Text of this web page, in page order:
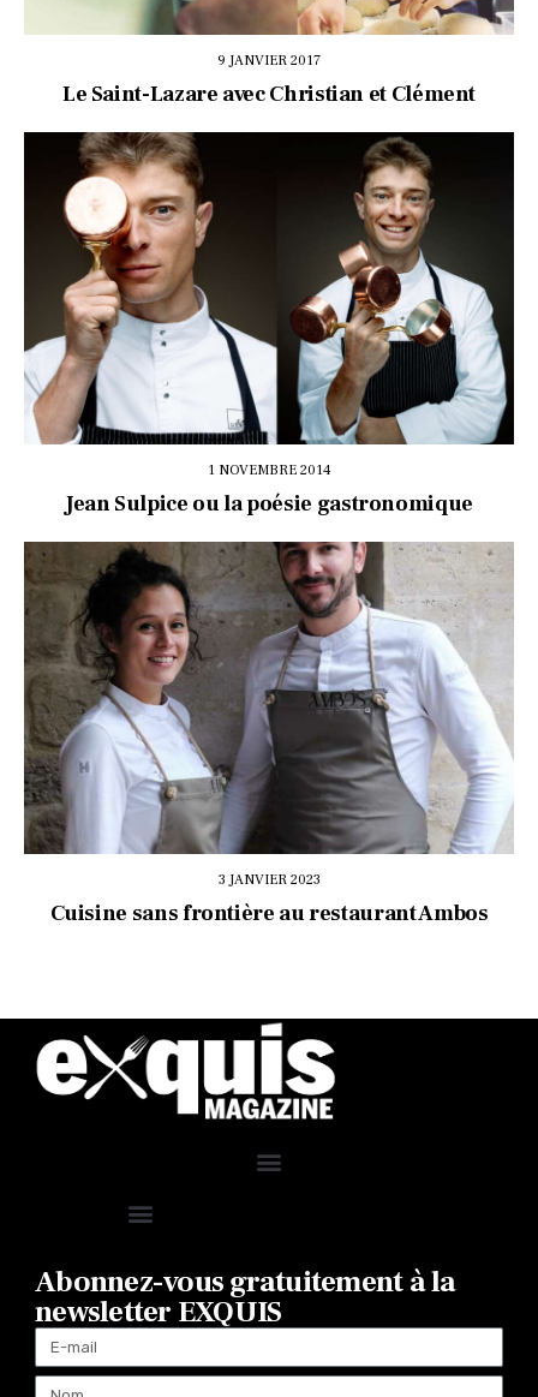
9 JANVIER 2017
Le Saint-Lazare avec Christian et Clément
1 NOVEMBRE 2014
Jean Sulpice ou la poésie gastronomique
3 JANVIER 2023
Cuisine sans frontière au restaurant Ambos
Abonnez-vous gratuitement à la
newsletter EXQUIS